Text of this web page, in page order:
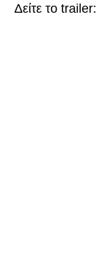
Δείτε το trailer: